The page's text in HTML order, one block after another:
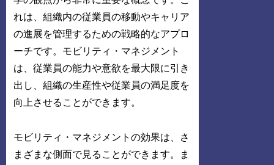
れは、組織内の従業員の移動やキャリア
の進展を管理するための戦略的なアプロ
ーチです。モビリティ・マネジメント
は、従業員の能力や意欲を最大限に引き
出し、組織の生産性や従業員の満足度を
向上させることができます。
モビリティ・マネジメントの効果は、さ
まざまな側面で見ることができます。ま